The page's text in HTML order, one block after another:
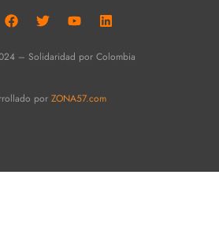
– Solidaridad por Colombia
por ZONA57.com